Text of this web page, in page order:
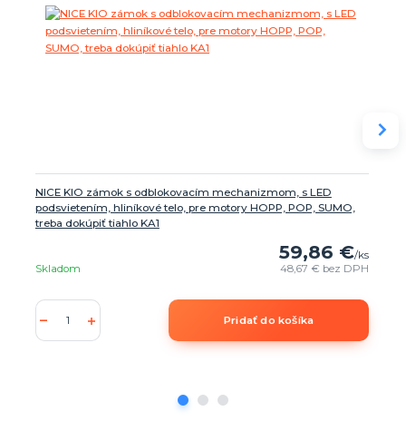
NICE KIO zámok s odblokovacím mechanizmom, s LED
podsvietením, hliníkové telo, pre motory HOPP, POP, SUMO,
treba dokúpiť tiahlo KA1
59,86 €/ks
48,67 € bez DPH
Skladom
Pridať do košíka